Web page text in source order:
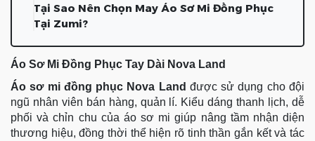
Tại Sao Nên Chọn May Áo Sơ Mi Đồng Phục
Tại Zumi?
Áo Sơ Mi Đồng Phục Tay Dài Nova Land
Áo sơ mi đồng phục Nova Land được sử dụng cho đội
ngũ nhân viên bán hàng, quản lí. Kiểu dáng thanh lịch, dễ
phối và chỉn chu của áo sơ mi giúp nâng tầm nhận diện
thương hiệu, đồng thời thể hiện rõ tinh thần gắn kết và tác